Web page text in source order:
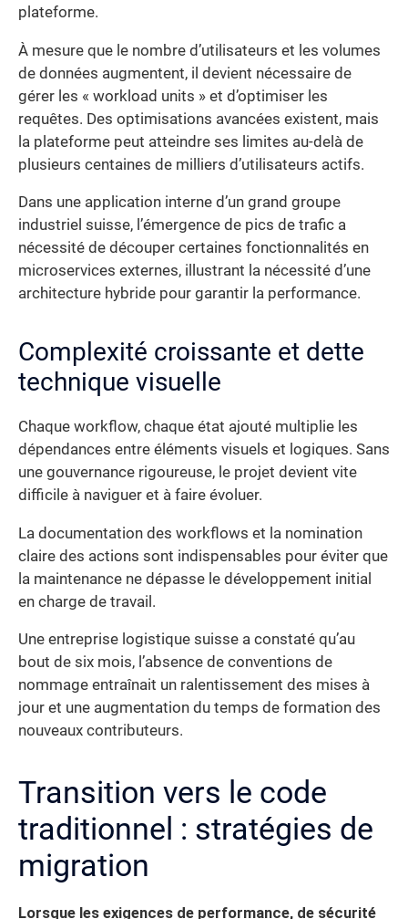
plateforme.
À mesure que le nombre d’utilisateurs et les volumes
de données augmentent, il devient nécessaire de
gérer les « workload units » et d’optimiser les
requêtes. Des optimisations avancées existent, mais
la plateforme peut atteindre ses limites au-delà de
plusieurs centaines de milliers d’utilisateurs actifs.
Dans une application interne d’un grand groupe
industriel suisse, l’émergence de pics de trafic a
nécessité de découper certaines fonctionnalités en
microservices externes, illustrant la nécessité d’une
architecture hybride pour garantir la performance.
Complexité croissante et dette
technique visuelle
Chaque workflow, chaque état ajouté multiplie les
dépendances entre éléments visuels et logiques. Sans
une gouvernance rigoureuse, le projet devient vite
difficile à naviguer et à faire évoluer.
La documentation des workflows et la nomination
claire des actions sont indispensables pour éviter que
la maintenance ne dépasse le développement initial
en charge de travail.
Une entreprise logistique suisse a constaté qu’au
bout de six mois, l’absence de conventions de
nommage entraînait un ralentissement des mises à
jour et une augmentation du temps de formation des
nouveaux contributeurs.
Transition vers le code
traditionnel : stratégies de
migration
Lorsque les exigences de performance, de sécurité